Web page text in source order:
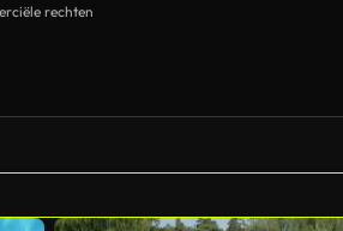
rechten